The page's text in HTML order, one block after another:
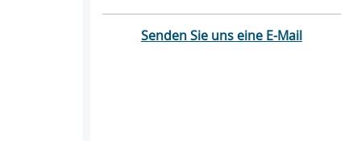
Senden Sie uns eine E-Mail